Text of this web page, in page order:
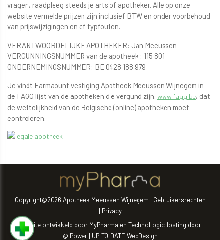
vragen, raadpleeg steeds je arts of apotheker. Alle op onze
website vermelde prijzen zijn inclusief BTW en onder voorbehoud
van prijswijzigingen en of typfouten.
VERANTWOORDELIJKE APOTHEKER: Jan Meeussen
VERGUNNINGSNUMMER van de apotheek : 115 801
ONDERNEMINGSNUMMER: BE 0428 188 979
Je vindt Farmapunt vestiging Apotheek Meeussen Wijnegem in
de FAGG lijst van de apotheken die vergund zijn. www.fagg.be, dat
de wettelijkheid van de Belgische (online) apotheken moet
controleren.
Copyright@2026 Apotheek Meeussen Wijnegem | Gebruikersrechten
| Privacy
Website ontwikkeld door MyPharma en TechnoLogicHosting door
@iPower| UP-TO-DATE WebDesign